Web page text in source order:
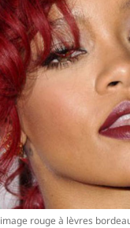
image rouge à lèvres